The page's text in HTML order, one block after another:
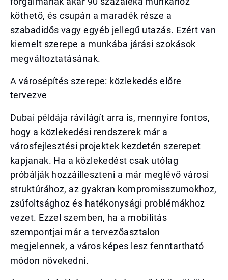
köthető, és csupán a maradék része a
szabadidős vagy egyéb jellegű utazás. Ezért van
kiemelt szerepe a munkába járási szokások
megváltoztatásának.
A városépítés szerepe: közlekedés előre
tervezve
Dubai példája rávilágít arra is, mennyire fontos,
hogy a közlekedési rendszerek már a
városfejlesztési projektek kezdetén szerepet
kapjanak. Ha a közlekedést csak utólag
próbálják hozzáilleszteni a már meglévő városi
struktúrához, az gyakran kompromisszumokhoz,
zsúfoltsághoz és hatékonysági problémákhoz
vezet. Ezzel szemben, ha a mobilitás
szempontjai már a tervezőasztalon
megjelennek, a város képes lesz fenntartható
módon növekedni.